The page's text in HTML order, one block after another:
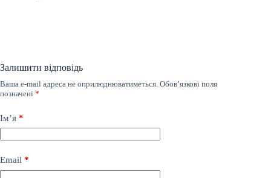
Залишити відповідь
Ваша e-mail адреса не оприлюднюватиметься. Обов’язкові поля
позначені *
Ім’я *
Email *